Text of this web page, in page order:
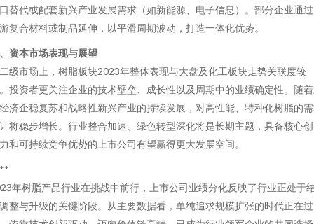
替代或配套新兴产业发展需求（如新能源、电子信息）。部分企业通
复合材料或制品延伸，以平滑周期波动，打造一体化优势。
资本市场表现与展望
级市场上，树脂板块2023年整体表现与大盘及化工板块走势关联度较
投资者更关注企业的技术壁垒、成长性以及周期中的业绩确定性。随
济企稳复苏和战略性新兴产业的持续发展，对高性能、特种化树脂的
将稳步增长。行业整合加速、绿色转型深化将是长期主题，具备核心
和可持续竞争优势的上市公司有望赢得更大发展空间。
年树脂产品行业在挑战中前行，上市公司业绩分化反映了行业正处于
整与升级的关键阶段。从主要数据看，单纯追求规模扩张的时代正在过